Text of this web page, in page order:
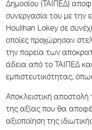
Δημοσίου (ΤΑΙΠΕΔ)
συνεργασία του με την
Houlihan Lokey σε
οποίες προχώρησαν
την πορεία των
άδεια από το ΤΑΙΠΕΔ
εμπιστευτικότητας,
Αποκλειστική αποστολή
της αξίας που θα
αξιοποίηση της